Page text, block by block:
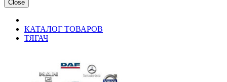
Close
КАТАЛОГ ТОВАРОВ
ТЯГАЧ